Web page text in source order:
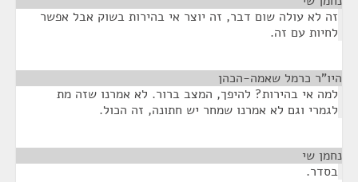
זה לא עולה שום דבר, זה יוצר אי בהירות בשוק אבל אפשר
לחיות עם זה.
היו"ר כרמל שאמה-הכהן
למה אי בהירות? להיפך, המצב ברור. לא אמרנו שזה מת
לגמרי וגם לא אמרנו שמחר יש חתונה, זה הכול.
נחמן שי
בסדר.